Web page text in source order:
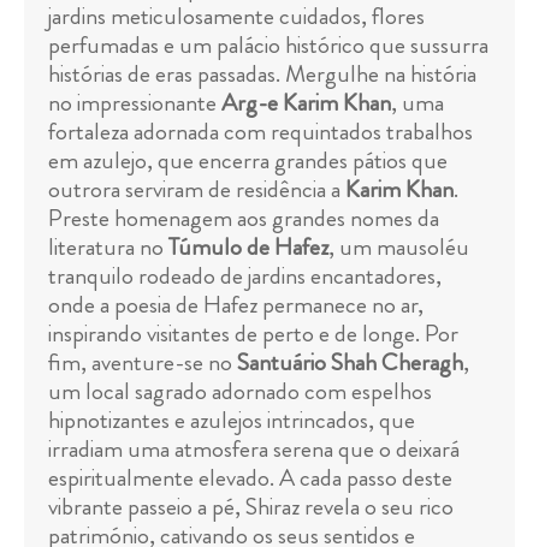
jardins meticulosamente cuidados, flores
perfumadas e um palácio histórico que sussurra
histórias de eras passadas. Mergulhe na história
no impressionanteArg-e Karim Khan, uma
fortaleza adornada com requintados trabalhos
em azulejo, que encerra grandes pátios que
outrora serviram de residência a Karim Khan.
Preste homenagem aos grandes nomes da
literatura noTúmulo de Hafez, um mausoléu
tranquilo rodeado de jardins encantadores,
onde a poesia de Hafez permanece no ar,
inspirando visitantes de perto e de longe. Por
fim, aventure-se noSantuário Shah Cheragh,
um local sagrado adornado com espelhos
hipnotizantes e azulejos intrincados, que
irradiam uma atmosfera serena que o deixará
espiritualmente elevado. A cada passo deste
vibrante passeio a pé, Shiraz revela o seu rico
património, cativando os seus sentidos e